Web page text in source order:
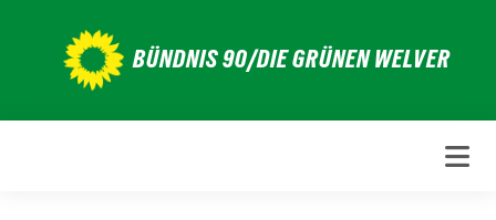
BÜNDNIS 90/DIE GRÜNEN WELVER